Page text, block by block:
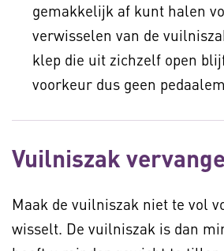
gemakkelijk af kunt halen
verwisselen van de
klep die uit zichzelf open
voorkeur dus geen
Vuilniszak
Maak de vuilniszak niet te vol
wisselt. De vuilniszak is dan